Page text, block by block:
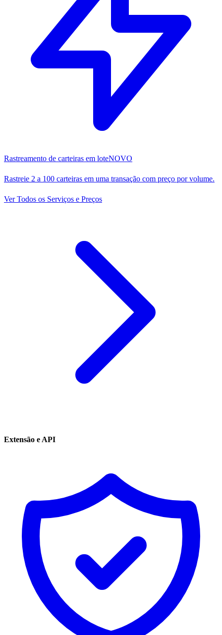
Rastreamento de carteiras em loteNOVO
Rastreie 2 a 100 carteiras em uma transação com preço por volume.
Ver Todos os Serviços e Preços
Extensão e API